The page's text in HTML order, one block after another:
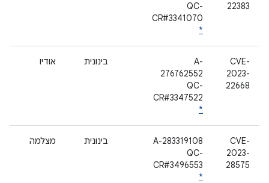
22383
QC-
CR#3341070
*
CVE-
2023-
22668
A-
276762552
QC-
CR#3347522
*
בינונית אודיו
CVE-
2023-
28575
A-283319108
QC-
CR#3496553
*
בינונית מצלמה